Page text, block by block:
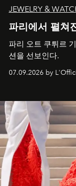
JEWELRY &
파리에서 펼쳐
파리 오트 쿠튀르
션을 선보인다.
07.09.2026 by